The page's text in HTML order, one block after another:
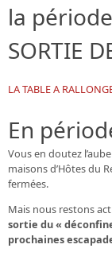
la
SORTIE
LA TABLE A
En
Vous en doutez
maisons d’Hôtesdu
fermées.
Mais nous restons
sortie du «
prochaines